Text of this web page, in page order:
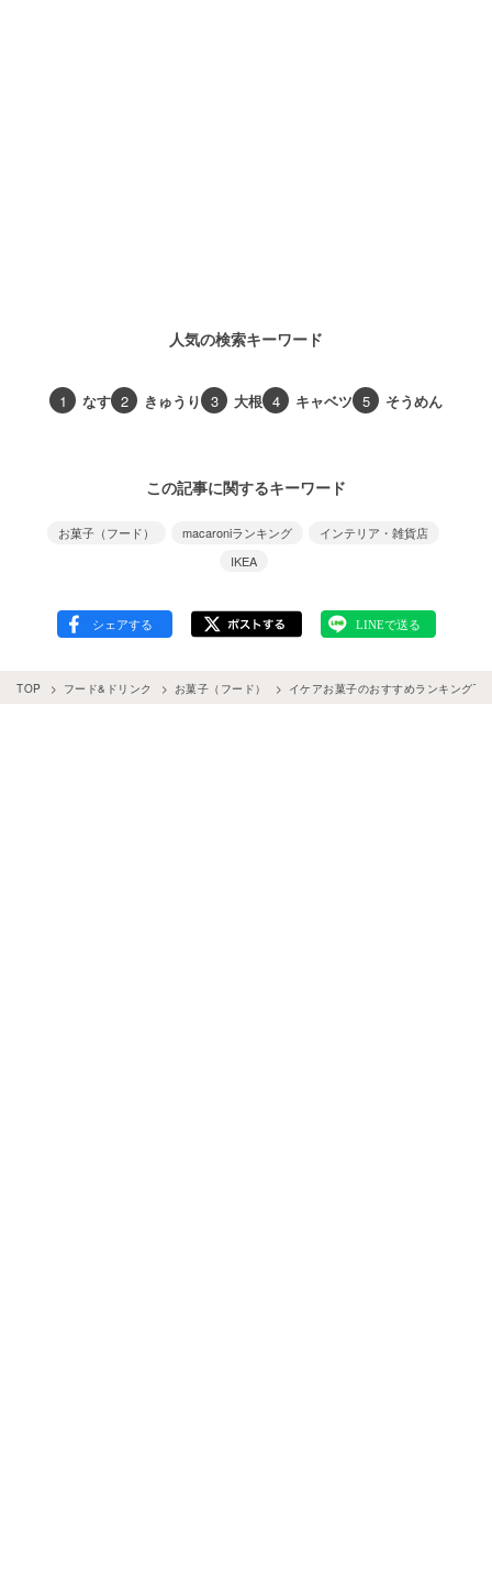
人気の検索キーワード
1 なす 2 きゅうり 3 大根 4 キャベツ 5 そうめん
この記事に関するキーワード
お菓子（フード） macaroniランキング
インテリア・雑貨店
IKEA
TOP フード&ドリンク お菓子（フード） イケアお菓子のおすすめランキング